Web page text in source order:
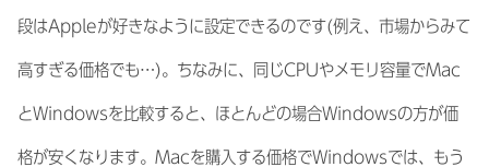
段はAppleが好きなように設定できるのです(例え、市場からみて
高すぎる価格でも…)。ちなみに、同じCPUやメモリ容量でMac
とWindowsを比較すると、ほとんどの場合Windowsの方が価
格が安くなります。Macを購入する価格でWindowsでは、もう